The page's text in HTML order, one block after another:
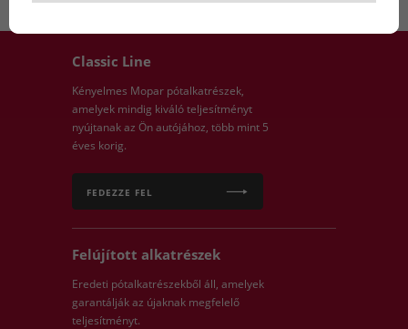
Classic Line
Kényelmes Mopar pótalkatrészek,
amelyek mindig kiváló teljesítményt
nyújtanak az Ön autójához, több mint 5
éves korig.
FEDEZZE FEL
Felújított alkatrészek
Eredeti pótalkatrészekből áll, amelyek
garantálják az újaknak megfelelő
teljesítményt.